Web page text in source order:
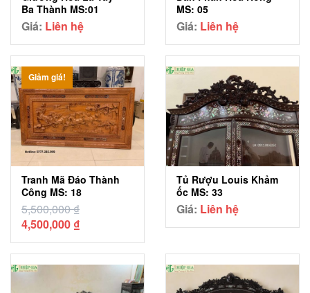
Ba Thành MS:01
Giá: Liên hệ
MS: 05
Giá: Liên hệ
Giảm giá!
Tranh Mã Đáo Thành
Công MS: 18
5,500,000₫
Giá
gốc
là:
5,500,000 ₫.
4,500,000 ₫
hiện
tại
là:
4,500,000 ₫.
Tủ Rượu Louis Khảm
ốc MS: 33
Giá: Liên hệ